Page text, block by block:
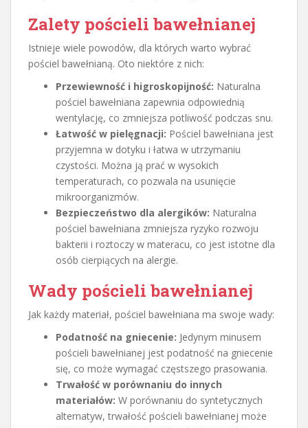
Zalety pościeli bawełnianej
Istnieje wiele powodów, dla których warto wybrać
pościel bawełnianą. Oto niektóre z nich:
Przewiewność i higroskopijność: Naturalna
pościel bawełniana zapewnia odpowiednią
wentylację, co zmniejsza potliwość podczas snu.
Łatwość w pielęgnacji: Pościel bawełniana jest
przyjemna w dotyku i łatwa w utrzymaniu
czystości. Można ją prać w wysokich
temperaturach, co pozwala na usunięcie
mikroorganizmów.
Bezpieczeństwo dla alergików: Naturalna
pościel bawełniana zmniejsza ryzyko rozwoju
bakterii i roztoczy w materacu, co jest istotne dla
osób cierpiących na alergie.
Wady pościeli bawełnianej
Jak każdy materiał, pościel bawełniana ma swoje wady:
Podatność na gniecenie: Jedynym minusem
pościeli bawełnianej jest podatność na gniecenie
się, co może wymagać częstszego prasowania.
Trwałość w porównaniu do innych
materiałów: W porównaniu do syntetycznych
alternatyw, trwałość pościeli bawełnianej może